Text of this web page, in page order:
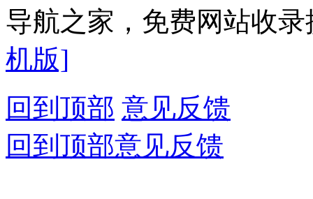
导航之家，免费网站收
机版]
回到顶部 意见反馈
回到顶部意见反馈